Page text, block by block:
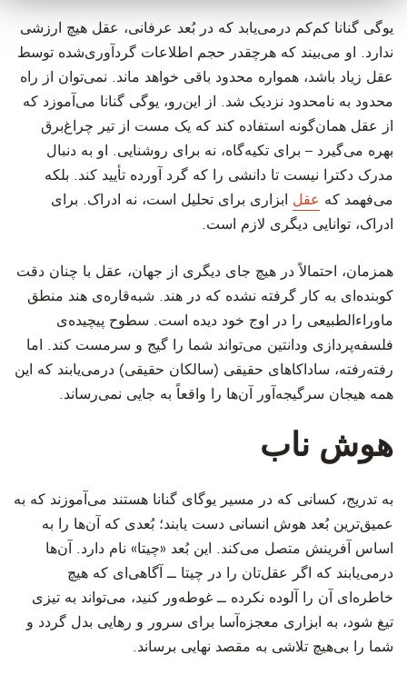
‫یوگی گنانا کم‌کم درمی‌یابد که در بُعد عرفانی، عقل هیچ ارزشی
ندارد. او می‌بیند که هرچقدر حجم اطلاعات گردآوری‌شده توسط
عقل زیاد باشد، همواره محدود باقی خواهد ماند. نمی‌توان از راه
محدود به نامحدود نزدیک شد. از این‌رو، یوگی گنانا می‌آموزد که
از عقل همان‌گونه استفاده کند که یک مست از تیر چراغ‌برق
بهره می‌گیرد – برای تکیه‌گاه، نه برای روشنایی. او به دنبال
مدرک دکترا نیست تا دانشی را که گرد آورده تأیید کند. بلکه
می‌فهمد که عقل ابزاری برای تحلیل است، نه ادراک. برای
ادراک، توانایی دیگری لازم است.
‫همزمان، احتمالاً در هیچ جای دیگری از جهان، عقل با چنان دقت
کوبنده‌ای به کار گرفته نشده که در هند. شبه‌قاره‌ی هند منطق
ماوراءالطبیعی را در اوج خود دیده است. سطوح پیچیده‌ی
فلسفه‌پردازی ودانتین می‌تواند شما را گیج و سرمست کند. اما
رفته‌رفته، ساداکاهای حقیقی (سالکان حقیقی) درمی‌یابند که این
همه هیجان سرگیجه‌آور آن‌ها را واقعاً به جایی نمی‌رساند.
هوش ناب
‫به تدریج، کسانی که در مسیر یوگای گنانا هستند می‌آموزند که به
عمیق‌ترین بُعد هوش انسانی دست یابند؛ بُعدی که آن‌ها را به
اساس آفرینش متصل می‌کند. این بُعد «چیتا» نام دارد. آن‌ها
درمی‌یابند که اگر عقل‌تان را در چیتا ــ آگاهی‌ای که هیچ
خاطره‌ای آن را آلوده نکرده ــ غوطه‌ور کنید، می‌تواند به تیزی
تیغ شود، به ابزاری معجزه‌آسا برای سرور و رهایی بدل گردد و
شما را بی‌هیچ تلاشی به مقصد نهایی برساند.